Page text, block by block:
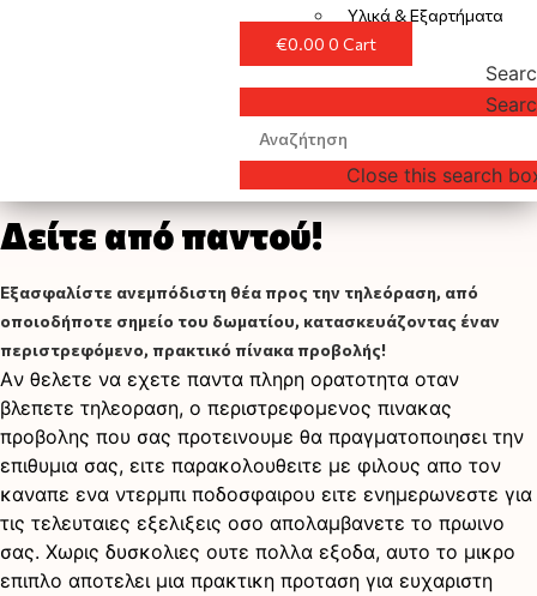
Υλικά & Εξαρτήματα
€0.00 0 Cart
Close this search
Δείτε από παντού!
Εξασφαλίστε ανεμπόδιστη θέα προς την τηλεόραση, από
οποιοδήποτε σημείο του δωματίου, κατασκευάζοντας έναν
περιστρεφόμενο, πρακτικό πίνακα προβολής!
Aν θελετε να εχετε παντα πληρη ορατοτητα οταν
βλεπετε τηλεοραση, ο περιστρεφομενος πινακας
προβολης που σας προτεινουμε θα πραγματοποιησει την
επιθυμια σας, ειτε παρακολουθειτε με φιλους απο τον
καναπε ενα ντερμπι ποδοσφαιρου ειτε ενημερωνεστε για
τις τελευταιες εξελιξεις οσο απολαμβανετε το πρωινο
σας. Χωρις δυσκολιες ουτε πολλα εξοδα, αυτο το μικρο
επιπλο αποτελει μια πρακτικη προταση για ευχαριστη